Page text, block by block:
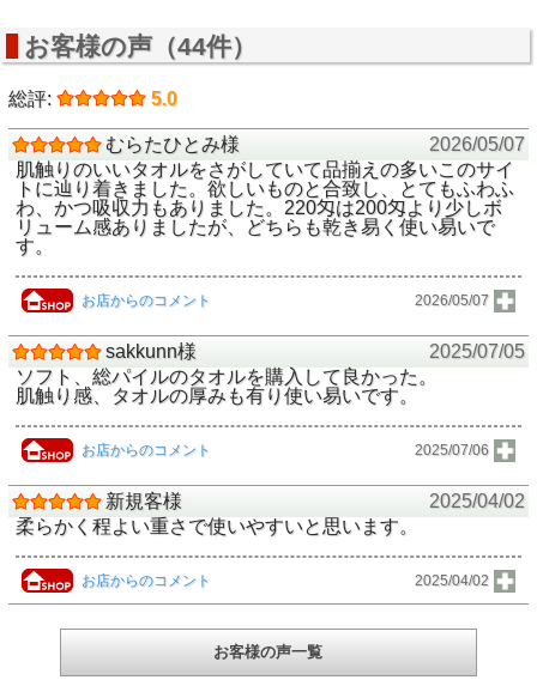
お客様の声（44件）
総評: 5.0
むらたひとみ様
2026/05/07
肌触りのいいタオルをさがしていて品揃えの多いこのサイ
トに辿り着きました。欲しいものと合致し、とてもふわふ
わ、かつ吸収力もありました。220匁は200匁より少しボ
リューム感ありましたが、どちらも乾き易く使い易いで
す。
お店からのコメント 2026/05/07
sakkunn様
2025/07/05
ソフト、総パイルのタオルを購入して良かった。
肌触り感、タオルの厚みも有り使い易いです。
お店からのコメント 2025/07/06
新規客様
2025/04/02
柔らかく程よい重さで使いやすいと思います。
お店からのコメント 2025/04/02
お客様の声一覧